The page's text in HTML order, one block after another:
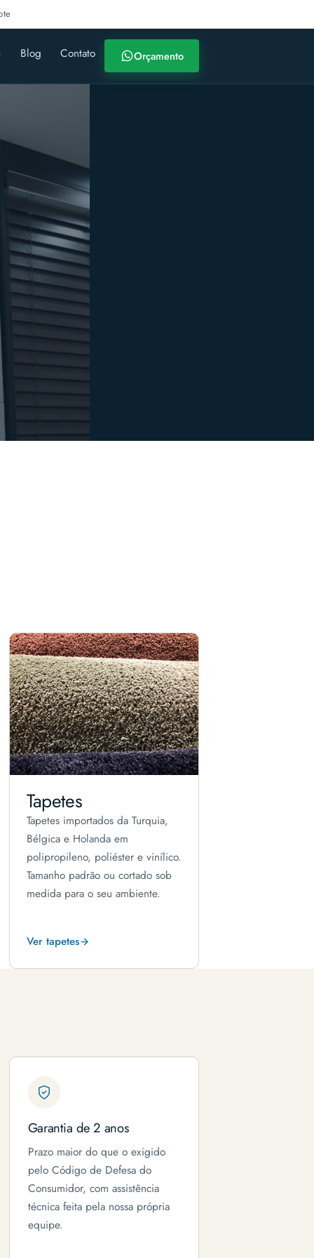
Blog Contato Orçamento
Tapetes
Tapetes importados da Turquia,
Bélgica e Holanda em
polipropileno, poliéster e vinílico.
Tamanho padrão ou cortado sob
medida para o seu ambiente.
Ver tapetes
Garantia de 2 anos
Prazo maior do que o exigido
pelo Código de Defesa do
Consumidor, com assistência
técnica feita pela nossa própria
equipe.